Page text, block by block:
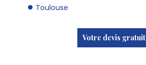
Toulouse
Votre devis gratuit